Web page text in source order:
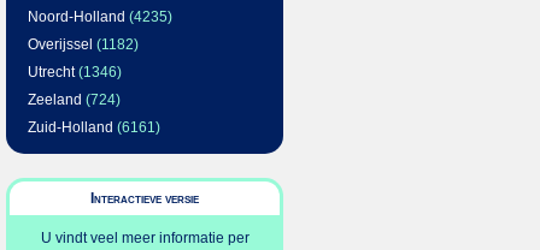
Noord-Holland (4235)
Overijssel (1182)
Utrecht(1346)
Zeeland (724)
Zuid-Holland (6161)
Interactieve versie
U vindt veel meer informatie per